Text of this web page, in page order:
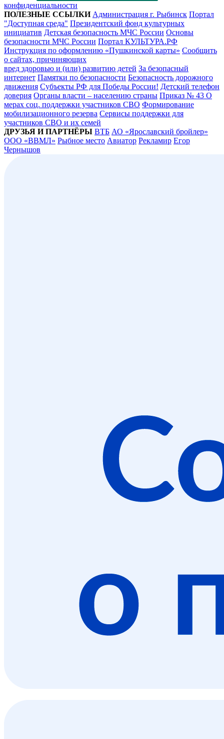
конфиденциальности
ПОЛЕЗНЫЕ ССЫЛКИ Администрация г. Рыбинск Портал
"Доступная среда" Президентский фонд культурных
инициатив Детская безопасность МЧС России Основы
безопасности МЧС России Портал КУЛЬТУРА.РФ
Инструкция по оформлению «Пушкинской карты» Сообщить
о сайтах, причиняющих
вред здоровью и (или) развитию детей За безопасный
интернет Памятки по безопасности Безопасность дорожного
движения Субъекты РФ для Победы России! Детский телефон
доверия Органы власти – населению страны Приказ № 43 О
мерах соц. поддержки участников СВО Формирование
мобилизационного резерва Сервисы поддержки для
участников СВО и их семей
ДРУЗЬЯ И ПАРТНЁРЫ ВТБ АО «Ярославский бройлер»
ООО «ВВМЛ» Рыбное место Авиатор Рекламир Егор
Чернышов